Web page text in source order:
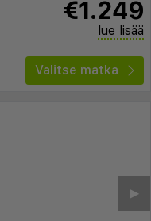
€1.249
lue lisää
Valitse matka
▶︎